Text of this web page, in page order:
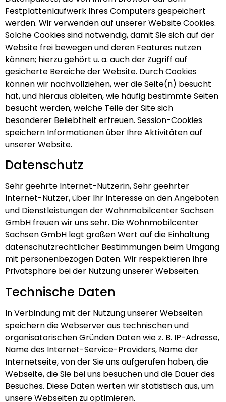
Festplattenlaufwerk Ihres Computers gespeichert
werden. Wir verwenden auf unserer Website Cookies.
Solche Cookies sind notwendig, damit Sie sich auf der
Website frei bewegen und deren Features nutzen
können; hierzu gehört u. a. auch der Zugriff auf
gesicherte Bereiche der Website. Durch Cookies
können wir nachvollziehen, wer die Seite(n) besucht
hat, und hieraus ableiten, wie häufig bestimmte Seiten
besucht werden, welche Teile der Site sich
besonderer Beliebtheit erfreuen. Session-Cookies
speichern Informationen über Ihre Aktivitäten auf
unserer Website.
Datenschutz
Sehr geehrte Internet-Nutzerin, Sehr geehrter
Internet-Nutzer, über Ihr Interesse an den Angeboten
und Dienstleistungen der Wohnmobilcenter Sachsen
GmbH freuen wir uns sehr. Die Wohnmobilcenter
Sachsen GmbH legt großen Wert auf die Einhaltung
datenschutzrechtlicher Bestimmungen beim Umgang
mit personenbezogen Daten. Wir respektieren Ihre
Privatsphäre bei der Nutzung unserer Webseiten.
Technische Daten
In Verbindung mit der Nutzung unserer Webseiten
speichern die Webserver aus technischen und
organisatorischen Gründen Daten wie z. B. IP-Adresse,
Name des Internet-Service-Providers, Name der
Internetseite, von der Sie uns aufgerufen haben, die
Webseite, die Sie bei uns besuchen und die Dauer des
Besuches. Diese Daten werten wir statistisch aus, um
unsere Webseiten zu optimieren.